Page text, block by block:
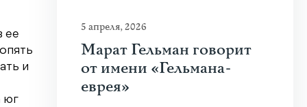
ее
и
юг
5 апреля, 2026
Марат Гельман говорит
от имени «Гельмана-
еврея»